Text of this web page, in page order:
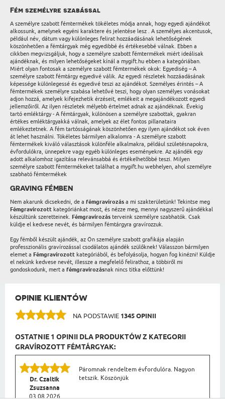
Fém személyre szabással
A személyre szabott fémtermékek tökéletes módja annak, hogy egyedi ajándékot
alkossunk, amelynek egyéni karaktere és jelentése lesz . A személyes akcentusok,
például név, dátum vagy különleges felirat hozzáadásának lehetőségének
köszönhetően a fémtárgyak még egyedibbé és értékesebbé válnak. Ebben a
cikkben megvizsgáljuk, hogy a személyre szabott fémtermékek miért ideálisak
ajándéknak, és milyen lehetőségeket kínál a mygift.hu ebben a kategóriában.
Miért olyan fontosak a személyre szabott fémtermékek okok: Egyediség – A
személyre szabott fémtárgy egyedivé válik. Az egyedi részletek hozzáadásának
képessége különlegessé és egyedivé teszi az ajándékot. Személyes érintés – A
fémtermékek személyre szabása lehetővé teszi, hogy olyan személyes vonásokat
adjon hozzá, amelyek kifejezhetik érzéseit, emlékeit a megajándékozott egyedi
jellemzőiről. Az ilyen részletek mélyebb értelmet adnak az ajándéknak. Évekig
tartó emléktárgy - A fémtárgyak, különösen a személyre szabottak, gyakran
értékes emléktárgyakká válnak, amelyek az élet fontos pillanataira
emlékeztetnek. A fém tartósságának köszönhetően egy ilyen ajándékot sok éven
át lehet használni. Tökéletes bármilyen alkalomra - A személyre szabott
fémtermékek kiváló választások különféle alkalmakra, például születésnapokra,
évfordulókra, ünnepekre vagy egyéb különleges eseményekre. Az ajándék egy
adott alkalomhoz igazítása relevánsabbá és értékelhetőbbé teszi. Milyen
személyre szabott fémtermékeket találhat a mygift.hu webhelyen, ahol személyre
szabható fémtermékek
GRAVING FÉMBEN
Nem akarunk dicsekedni, de a fémgravírozás a mi szakterületünk! Tekintse meg
Fémgravírozott kategóriánkat most, és nézze meg, mennyi nagyszerű ajándékkal
készültünk szeretteinek. Fémgravírozás terveink személyre szabhatók. Csak
küldje el kedvese nevét, és bármilyen fémtárgyra gravírozzuk.
Egy fémből készült ajándék, az Ön személyre szabott grafikája alapján
professzionális gravírozással csodálatos ajándék szülőknek! Válasszon bármilyen
elemet a Fémgravírozott kategóriából, és befolyásolja, hogyan fog kinézni! Küldje
el nekünk kedvese nevét, illessze a megfelelő felirathoz, a többiről mi
gondoskodunk, mert a fémgravírozásnak nincs titka előttünk!
OPINIE KLIENTÓW
NA PODSTAWIE 1345 OPINII
OSTATNIE 1 OPINII DLA PRODUKTÓW Z KATEGORII
GRAVÍROZOTT FÉMTÁRGYAK:
Dr. Czaltik
Zsuzsanna
03.08.2026
Páromnak rendeltem évfordulóra. Nagyon
tetszik. Köszönjük